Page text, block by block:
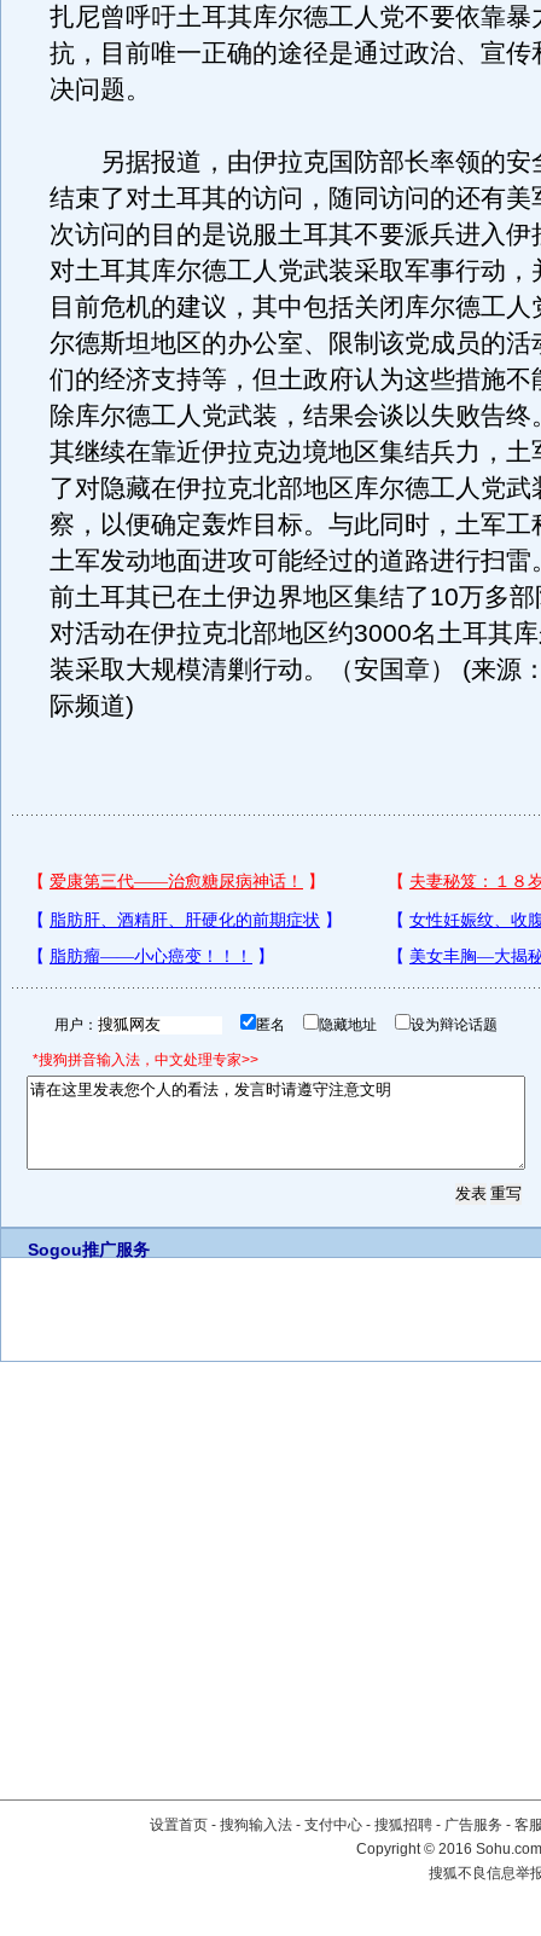
扎尼曾呼吁土耳其库尔德工人党不要依靠暴
抗，目前唯一正确的途径是通过政治、宣传
决问题。
另据报道，由伊拉克国防部长率领的安
结束了对土耳其的访问，随同访问的还有美
次访问的目的是说服土耳其不要派兵进入伊
对土耳其库尔德工人党武装采取军事行动，
目前危机的建议，其中包括关闭库尔德工人
尔德斯坦地区的办公室、限制该党成员的活
们的经济支持等，但土政府认为这些措施不
除库尔德工人党武装，结果会谈以失败告终
其继续在靠近伊拉克边境地区集结兵力，土
了对隐藏在伊拉克北部地区库尔德工人党武
察，以便确定轰炸目标。与此同时，土军工
土军发动地面进攻可能经过的道路进行扫雷
前土耳其已在土伊边界地区集结了10万多
对活动在伊拉克北部地区约3000名土耳其
装采取大规模清剿行动。（安国章） (来源
际频道)
用户： 匿名 隐藏地址 设为辩论话题
*搜狗拼音输入法，中文处理专家>>
Sogou推广服务
设置首页 - 搜狗输入法 - 支付中心 - 搜狐招聘 - 广告服务 - 客
Copyright©2016
搜狐不良信息举